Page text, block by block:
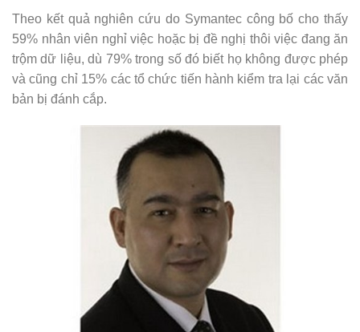
Theo kết quả nghiên cứu do Symantec công bố cho thấy
59% nhân viên nghỉ việc hoặc bị đề nghị thôi việc đang ăn
trộm dữ liệu, dù 79% trong số đó biết họ không được phép
và cũng chỉ 15% các tổ chức tiến hành kiểm tra lại các văn
bản bị đánh cắp.